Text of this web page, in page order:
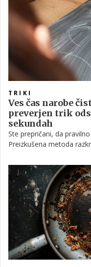
TRIKI
Ves čas narobe
preverjen trik
sekundah
Ste prepričani, da
Preizkušena metoda